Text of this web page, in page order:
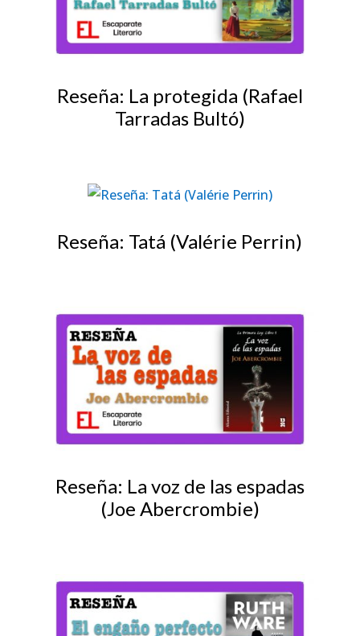
Reseña: La protegida (Rafael
Tarradas Bultó)
Reseña: Tatá (Valérie Perrin)
Reseña: La voz de las espadas
(Joe Abercrombie)